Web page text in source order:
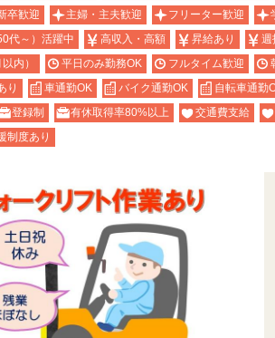
卒歓迎
主婦・主夫歓迎 フリーター歓迎
代～）活躍中
高収入・高額 昇給あり 週
内）
平日のみ勤務OK フルタイム歓迎
り
車通勤OK バイク通勤OK 自転車通勤
登録制 有休取得率80%以上 交通費支給
制度あり